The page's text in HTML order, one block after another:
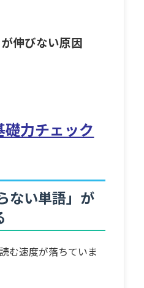
伸びない原因
礎力チェック
ない単語」が
む速度が落ちていま